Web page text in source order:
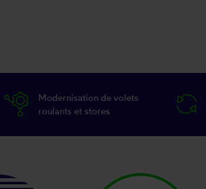
Modernisation de volets
roulants et stores